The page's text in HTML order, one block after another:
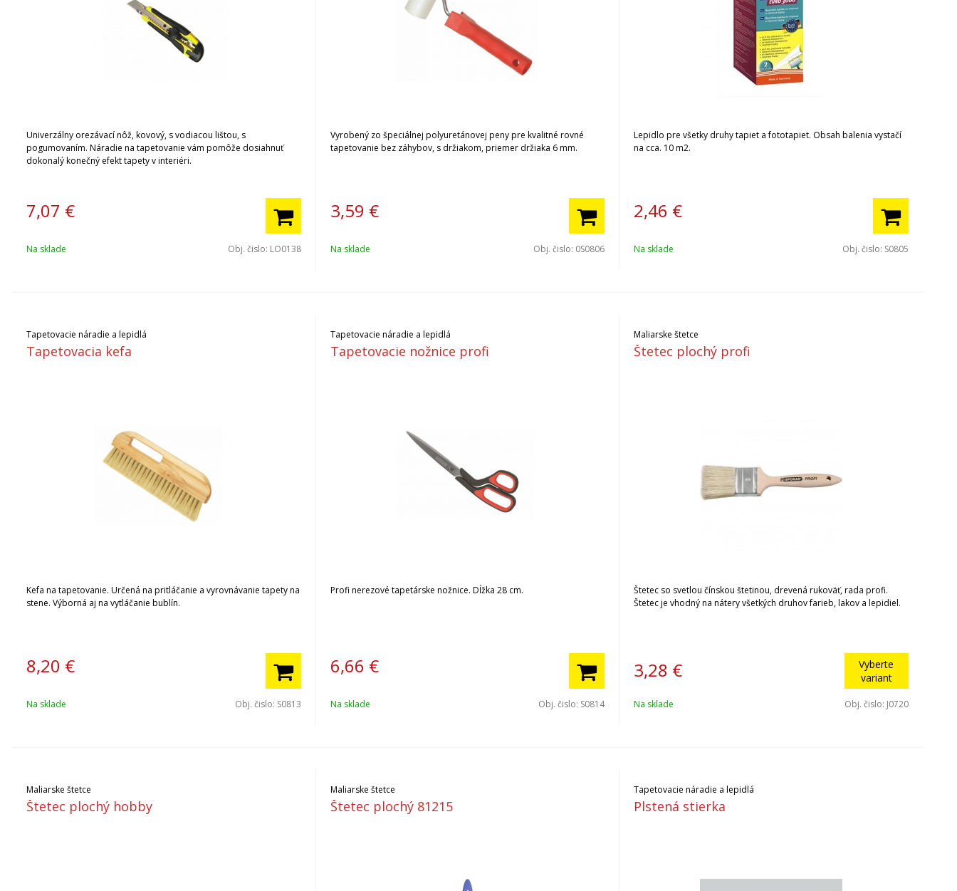
Univerzálny orezávací nôž, kovový, s vodiacou lištou, s
pogumovaním. Náradie na tapetovanie vám pomôže dosiahnuť
dokonalý konečný efekt tapety v interiéri.
7,07 €
Na sklade Obj. čislo: LO0138
Vyrobený zo špeciálnej polyuretánovej peny pre kvalitné rovné
tapetovanie bez záhybov, s držiakom, priemer držiaka 6 mm.
3,59 €
Na sklade Obj. čislo: 0S0806
Lepidlo pre všetky druhy tapiet a fototapiet. Obsah balenia vystačí
na cca. 10 m2.
2,46 €
Na sklade Obj. čislo: S0805
Tapetovacie náradie a lepidlá
Tapetovacia kefa
Kefa na tapetovanie. Určená na pritláčanie a vyrovnávanie tapety na
stene. Výborná aj na vytláčanie bublín.
8,20 €
Na sklade Obj. čislo: S0813
Tapetovacie náradie a lepidlá
Tapetovacie nožnice profi
Profi nerezové tapetárske nožnice. Dĺžka 28 cm.
6,66 €
Na sklade Obj. čislo: S0814
Maliarske štetce
Štetec plochý profi
Štetec so svetlou čínskou štetinou, drevená rukoväť, rada profi.
Štetec je vhodný na nátery všetkých druhov farieb, lakov a lepidiel.
3,28 €
Vyberte
variant
Na sklade Obj. čislo: J0720
Maliarske štetce
Štetec plochý hobby
Maliarske štetce
Štetec plochý 81215
Tapetovacie náradie a lepidlá
Plstená stierka